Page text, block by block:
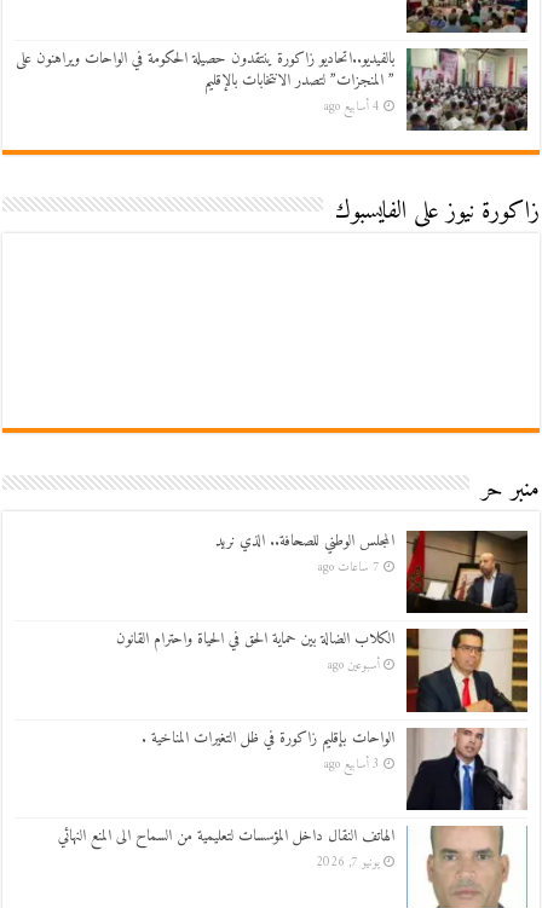
بالفيديو..اتحاديو زاكورة ينتقدون حصيلة الحكومة في الواحات ويراهنون على
” المنجزات” لتصدر الانتخابات بالإقليم
4 أسابيع ago
زاكورة نيوز على الفايسبوك
منبر حر
المجلس الوطني للصحافة.. الذي نريد
7 ساعات ago
الكلاب الضالة بين حماية الحق في الحياة واحترام القانون
أسبوعين ago
الواحات بإقليم زاكورة في ظل التغيرات المناخية .
3 أسابيع ago
الهاتف النقال داخل المؤسسات لتعليمية من السماح الى المنع النهائي
يونيو 7, 2026